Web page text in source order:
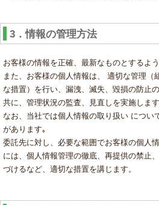
3．情報の管理方法
お客様の情報を正確、最新なものとするよ
また、お客様の個人情報は、 適切な管理（
な措置）を行い、漏洩、滅失、毀損の防止
共に、管理状況の監査、見直しを実施します
なお、当社では個人情報の取り扱い につい
があります｡
委託先に対し、必要な範囲でお客様の個人
には、個人情報管理の徹底、再提供の禁止
づけるなど、適切な措置を講じます。